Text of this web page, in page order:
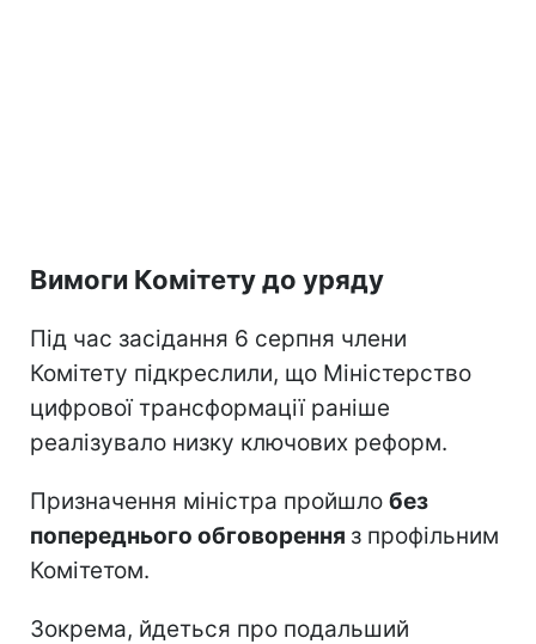
Вимоги Комітету до уряду
Під час засідання 6 серпня члени
Комітету підкреслили, що Міністерство
цифрової трансформації раніше
реалізувало низку ключових реформ.
Призначення міністра пройшло без
попереднього обговорення з профільним
Комітетом.
Зокрема, йдеться про подальший